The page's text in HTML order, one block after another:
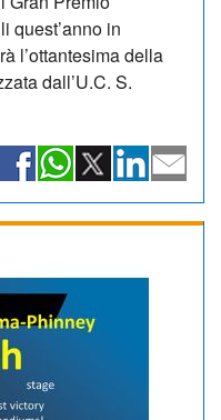
quest’anno in
l’ottantesima della
dall’U.C. S.